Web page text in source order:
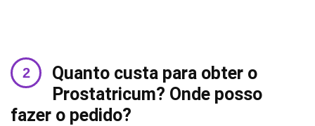
Quanto custa para obter o
Prostatricum? Onde posso
fazer o pedido?